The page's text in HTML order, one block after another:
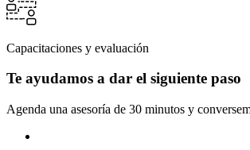
Capacitaciones y evaluación
Te ayudamos a dar el siguiente paso
Agenda una asesoría de 30 minutos y